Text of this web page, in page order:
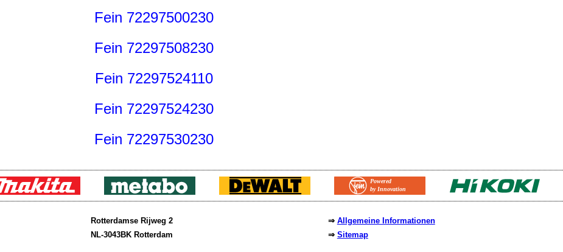
Fein 72297500230
Fein 72297508230
Fein 72297524110
Fein 72297524230
Fein 72297530230
Rotterdamse Rijweg 2
NL-3043BK Rotterdam
⇒ Allgemeine Informationen
⇒ Sitemap